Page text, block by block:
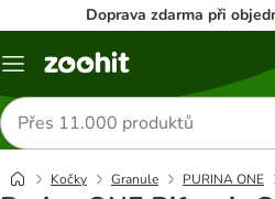
Doprava zdarma při
Menu
Hledat
produkty
Kočky Granule PURINA ONE